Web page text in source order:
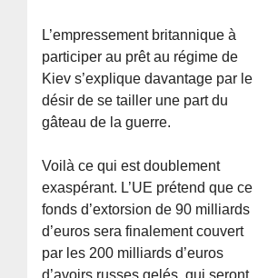
L’empressement britannique à
participer au prêt au régime de
Kiev s’explique davantage par le
désir de se tailler une part du
gâteau de la guerre.
Voilà ce qui est doublement
exaspérant. L’UE prétend que ce
fonds d’extorsion de 90 milliards
d’euros sera finalement couvert
par les 200 milliards d’euros
d’avoirs russes gelés, qui seront